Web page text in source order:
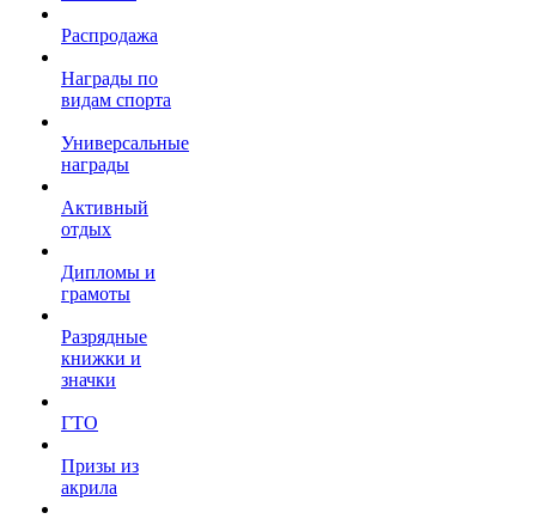
Распродажа
Награды по
видам спорта
Универсальные
награды
Активный
отдых
Дипломы и
грамоты
Разрядные
книжки и
значки
ГТО
Призы из
акрила